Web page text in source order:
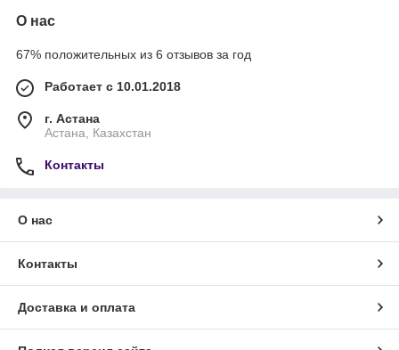
О нас
67% положительных из 6 отзывов за год
Работает с 10.01.2018
г. Астана
Астана, Казахстан
Контакты
О нас
Контакты
Доставка и оплата